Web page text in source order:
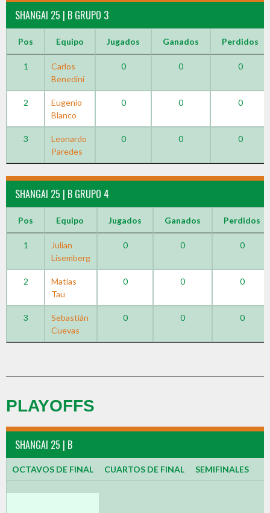
SHANGAI 25 | B GRUPO 3
Pos Equipo Jugados Ganados Perdidos
1
Carlos
Benedini
0 0 0
2
Eugenio
Blanco
0 0 0
3
Leonardo
Paredes
0 0 0
SHANGAI 25 | B GRUPO 4
Pos Equipo Jugados Ganados Perdidos
1
Julian
Lisemberg
0 0 0
2
Matias
Tau
0 0 0
3
Sebastián
Cuevas
0 0 0
PLAYOFFS
SHANGAI 25 | B
OCTAVOS DE FINAL CUARTOS DE FINAL SEMIFINALES